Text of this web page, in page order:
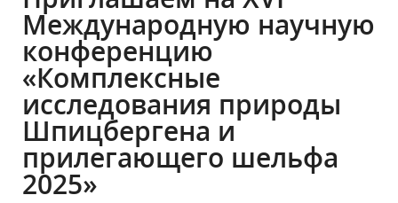
Международную научную
конференцию
«Комплексные
исследования природы
Шпицбергена и
прилегающего шельфа
2025»